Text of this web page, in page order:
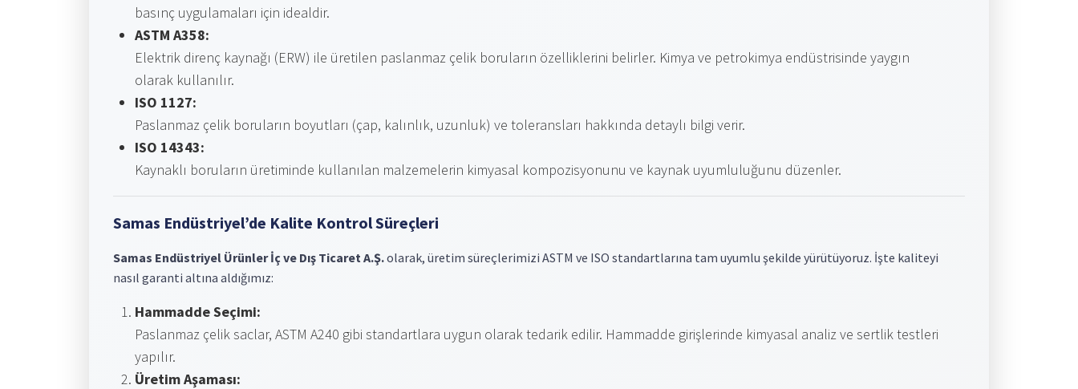
basınç uygulamaları için idealdir.
ASTM A358:
Elektrik direnç kaynağı (ERW) ile üretilen paslanmaz çelik boruların özelliklerini belirler. Kimya ve petrokimya endüstrisinde yaygın
olarak kullanılır.
ISO 1127:
Paslanmaz çelik boruların boyutları (çap, kalınlık, uzunluk) ve toleransları hakkında detaylı bilgi verir.
ISO 14343:
Kaynaklı boruların üretiminde kullanılan malzemelerin kimyasal kompozisyonunu ve kaynak uyumluluğunu düzenler.
Samas Endüstriyel’de Kalite Kontrol Süreçleri
Samas Endüstriyel Ürünler İç ve Dış Ticaret A.Ş.olarak, üretim süreçlerimizi ASTM ve ISO standartlarına tam uyumlu şekilde yürütüyoruz. İşte kaliteyi
nasıl garanti altına aldığımız:
Hammadde Seçimi:
Paslanmaz çelik saclar, ASTM A240 gibi standartlara uygun olarak tedarik edilir. Hammadde girişlerinde kimyasal analiz ve sertlik testleri
yapılır.
Üretim Aşaması: